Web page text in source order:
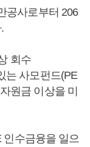
공사로부터 206
회수
는 사모펀드(PE
원금 이상을 미
인수금융을 일으